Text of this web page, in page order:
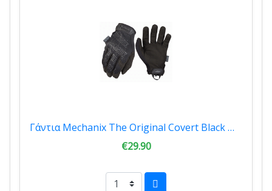
Γάντια Mechanix The Original Covert Black MG55 9020171250
€29.90